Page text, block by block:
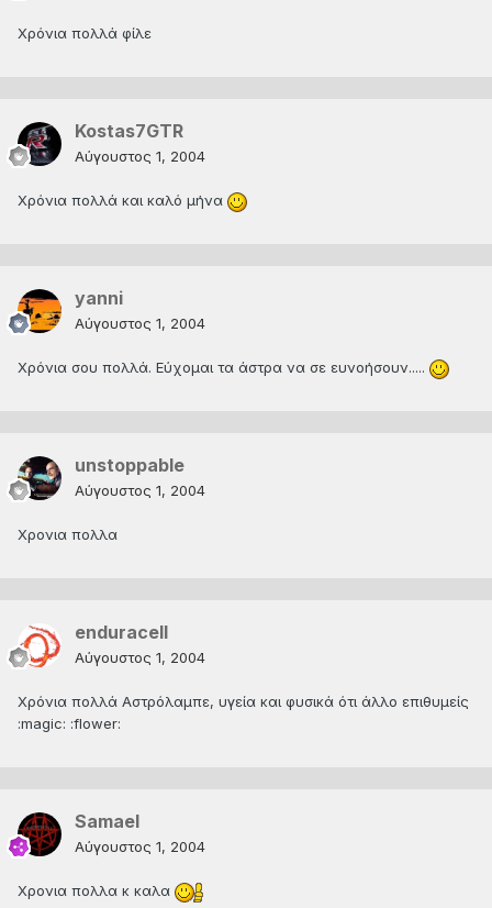
Xρόνια πολλά φίλε
Kostas7GTR
Αύγουστος 1, 2004
Χρόνια πολλά και καλό μήνα
yanni
Αύγουστος 1, 2004
Χρόνια σου πολλά. Εύχομαι τα άστρα να σε ευνοήσουν.....
unstoppable
Αύγουστος 1, 2004
Χρονια πολλα
enduracell
Αύγουστος 1, 2004
Χρόνια πολλά Αστρόλαμπε, υγεία και φυσικά ότι άλλο επιθυμείς
:magic: :flower:
Samael
Αύγουστος 1, 2004
Χρονια πολλα κ καλα